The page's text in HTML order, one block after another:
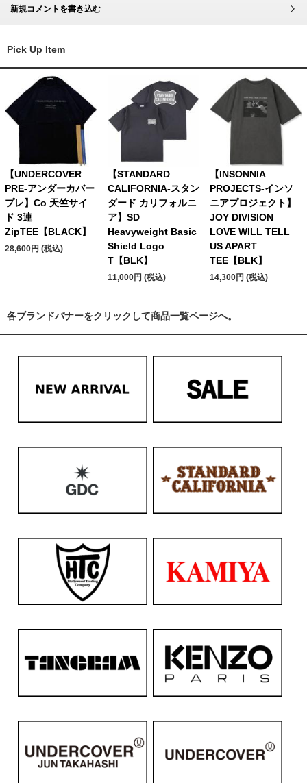
新規コメントを書き込む
Pick Up Item
【UNDERCOVER
PRE-アンダーカバー
プレ】Co 天竺サイ
ド 3連
ZipTEE【BLACK】
28,600円 (税込)
【STANDARD
CALIFORNIA-スタン
ダード カリフォルニ
ア】SD
Heavyweight Basic
Shield Logo
T【BLK】
11,000円 (税込)
【INSONNIA
PROJECTS-インソ
ニアプロジェクト】
JOY DIVISION
LOVE WILL TELL
US APART
TEE【BLK】
14,300円 (税込)
各ブランドバナーをクリックして商品一覧ページへ。